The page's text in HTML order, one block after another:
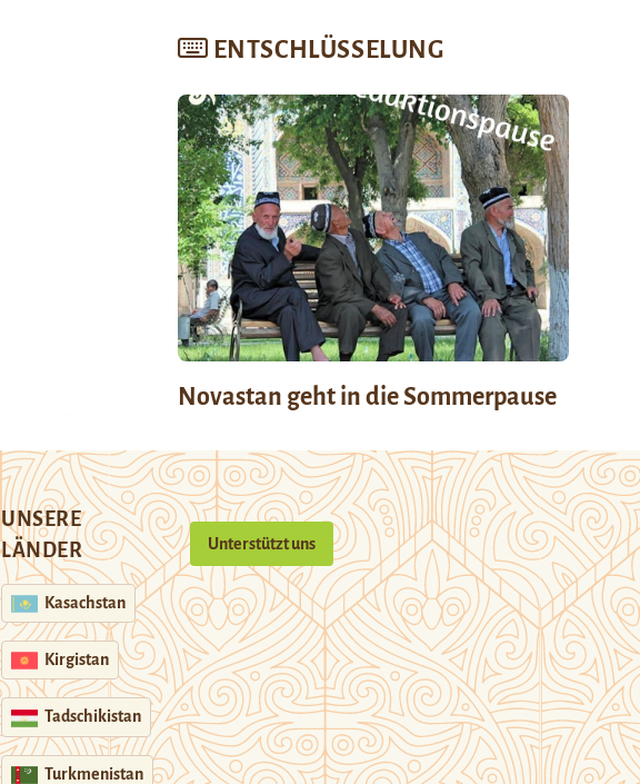
ENTSCHLÜSSELUNG
Novastan geht in die Sommerpause
UNSERE
LÄNDER
Kasachstan
Kirgistan
Tadschikistan
Turkmenistan
Unterstützt uns